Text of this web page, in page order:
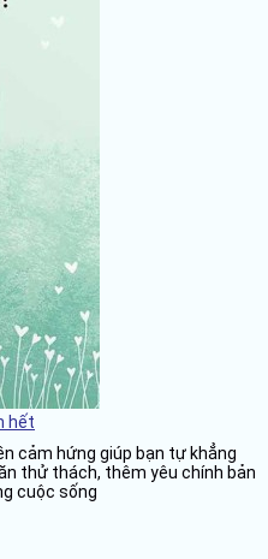
hết
cảm hứng giúp bạn tự khẳng
thử thách, thêm yêu chính bản
cuộc sống